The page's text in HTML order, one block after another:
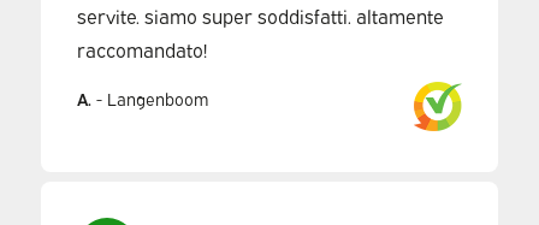
servite. siamo super soddisfatti. altamente
raccomandato!
A.- Langenboom